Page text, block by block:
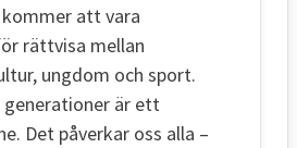
kommer att vara
rättvisa mellan
ungdom och sport.
är ett
Det påverkar oss alla –